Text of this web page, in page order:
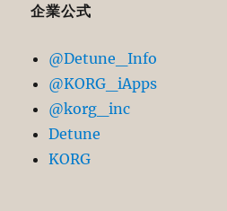
ア
カ
イ
ブ
企業公式
@Detune_Info
@KORG_iApps
@korg_inc
Detune
KORG